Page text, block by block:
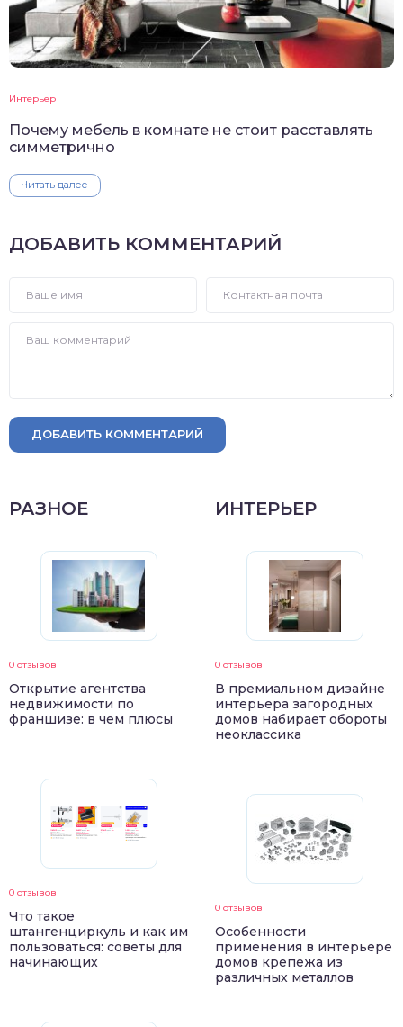
Интерьер
Почему мебель в комнате не стоит расставлять
симметрично
Читать далее
ДОБАВИТЬ КОММЕНТАРИЙ
ДОБАВИТЬ КОММЕНТАРИЙ
РАЗНОЕ
0 отзывов
Открытие агентства
недвижимости по
франшизе: в чем плюсы
0 отзывов
Что такое
штангенциркуль и как им
пользоваться: советы для
начинающих
ИНТЕРЬЕР
0 отзывов
В премиальном дизайне
интерьера загородных
домов набирает обороты
неоклассика
0 отзывов
Особенности
применения в интерьере
домов крепежа из
различных металлов